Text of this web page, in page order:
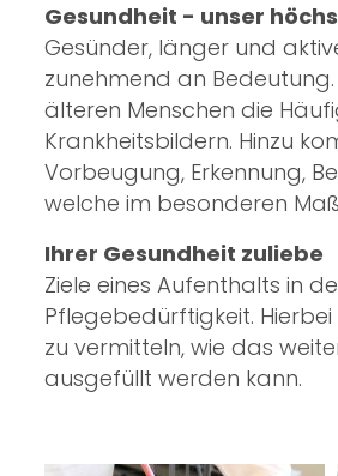
Gesundheit - unser
Gesünder, länger und
zunehmend an
älteren Menschen die
Krankheitsbildern. Hinzu
Vorbeugung, Erkennung,
welche im besonderen
Ihrer Gesundheit zuliebe
Ziele eines Aufenthalts in
Pflegebedürftigkeit.
zu vermitteln, wie das
ausgefüllt werden kann.